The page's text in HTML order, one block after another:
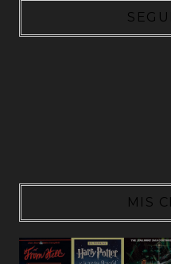
MIS